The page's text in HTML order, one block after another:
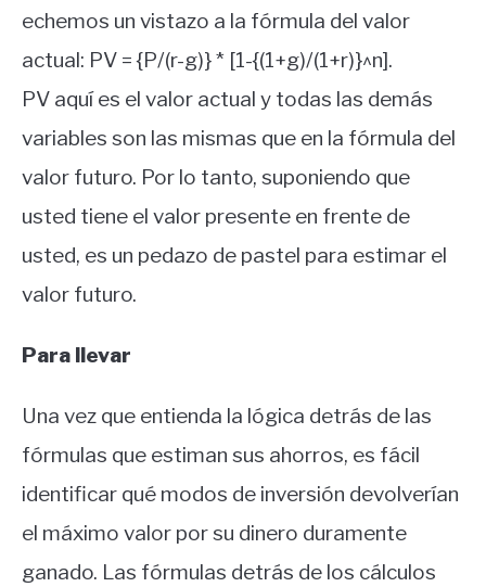
echemos un vistazo a la fórmula del valor
actual: PV = {P/(r-g)} * [1-{(1+g)/(1+r)}^n].
PV aquí es el valor actual y todas las demás
variables son las mismas que en la fórmula del
valor futuro. Por lo tanto, suponiendo que
usted tiene el valor presente en frente de
usted, es un pedazo de pastel para estimar el
valor futuro.
Para llevar
Una vez que entienda la lógica detrás de las
fórmulas que estiman sus ahorros, es fácil
identificar qué modos de inversión devolverían
el máximo valor por su dinero duramente
ganado. Las fórmulas detrás de los cálculos